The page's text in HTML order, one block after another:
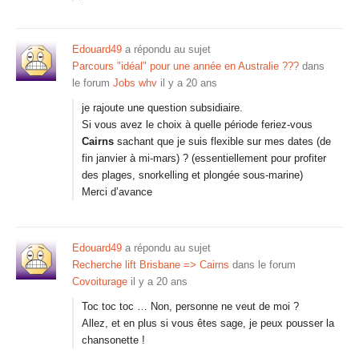
Edouard49 a répondu au sujet
Parcours "idéal" pour une année en Australie ??? dans
le forum Jobs whv il y a 20 ans
je rajoute une question subsidiaire.
Si vous avez le choix à quelle période feriez-vous
Cairns sachant que je suis flexible sur mes dates (de
fin janvier à mi-mars) ? (essentiellement pour profiter
des plages, snorkelling et plongée sous-marine)
Merci d’avance
Edouard49 a répondu au sujet
Recherche lift Brisbane => Cairns dans le forum
Covoiturage il y a 20 ans
Toc toc toc … Non, personne ne veut de moi ?
Allez, et en plus si vous êtes sage, je peux pousser la
chansonette !